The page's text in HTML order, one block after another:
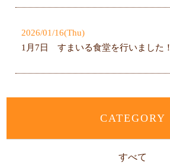
2026/01/16(Thu)
1月7日 すまいる食堂を行いました！
CATEGORY
すべて